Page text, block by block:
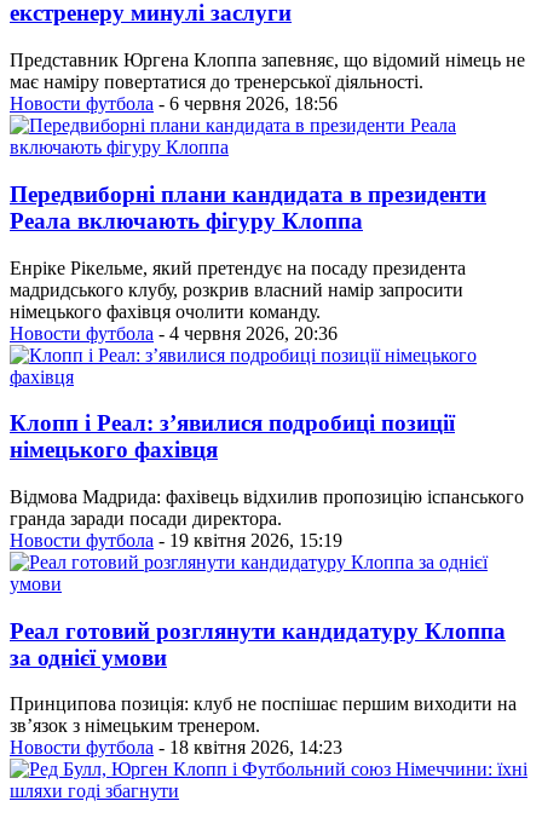
екстренеру минулі заслуги
Представник Юргена Клоппа запевняє, що відомий німець не
має наміру повертатися до тренерської діяльності.
Новости футбола - 6 червня 2026, 18:56
Передвиборні плани кандидата в президенти
Реала включають фігуру Клоппа
Енріке Рікельме, який претендує на посаду президента
мадридського клубу, розкрив власний намір запросити
німецького фахівця очолити команду.
Новости футбола - 4 червня 2026, 20:36
Клопп і Реал: з’явилися подробиці позиції
німецького фахівця
Відмова Мадрида: фахівець відхилив пропозицію іспанського
гранда заради посади директора.
Новости футбола - 19 квітня 2026, 15:19
Реал готовий розглянути кандидатуру Клоппа
за однієї умови
Принципова позиція: клуб не поспішає першим виходити на
зв’язок з німецьким тренером.
Новости футбола - 18 квітня 2026, 14:23